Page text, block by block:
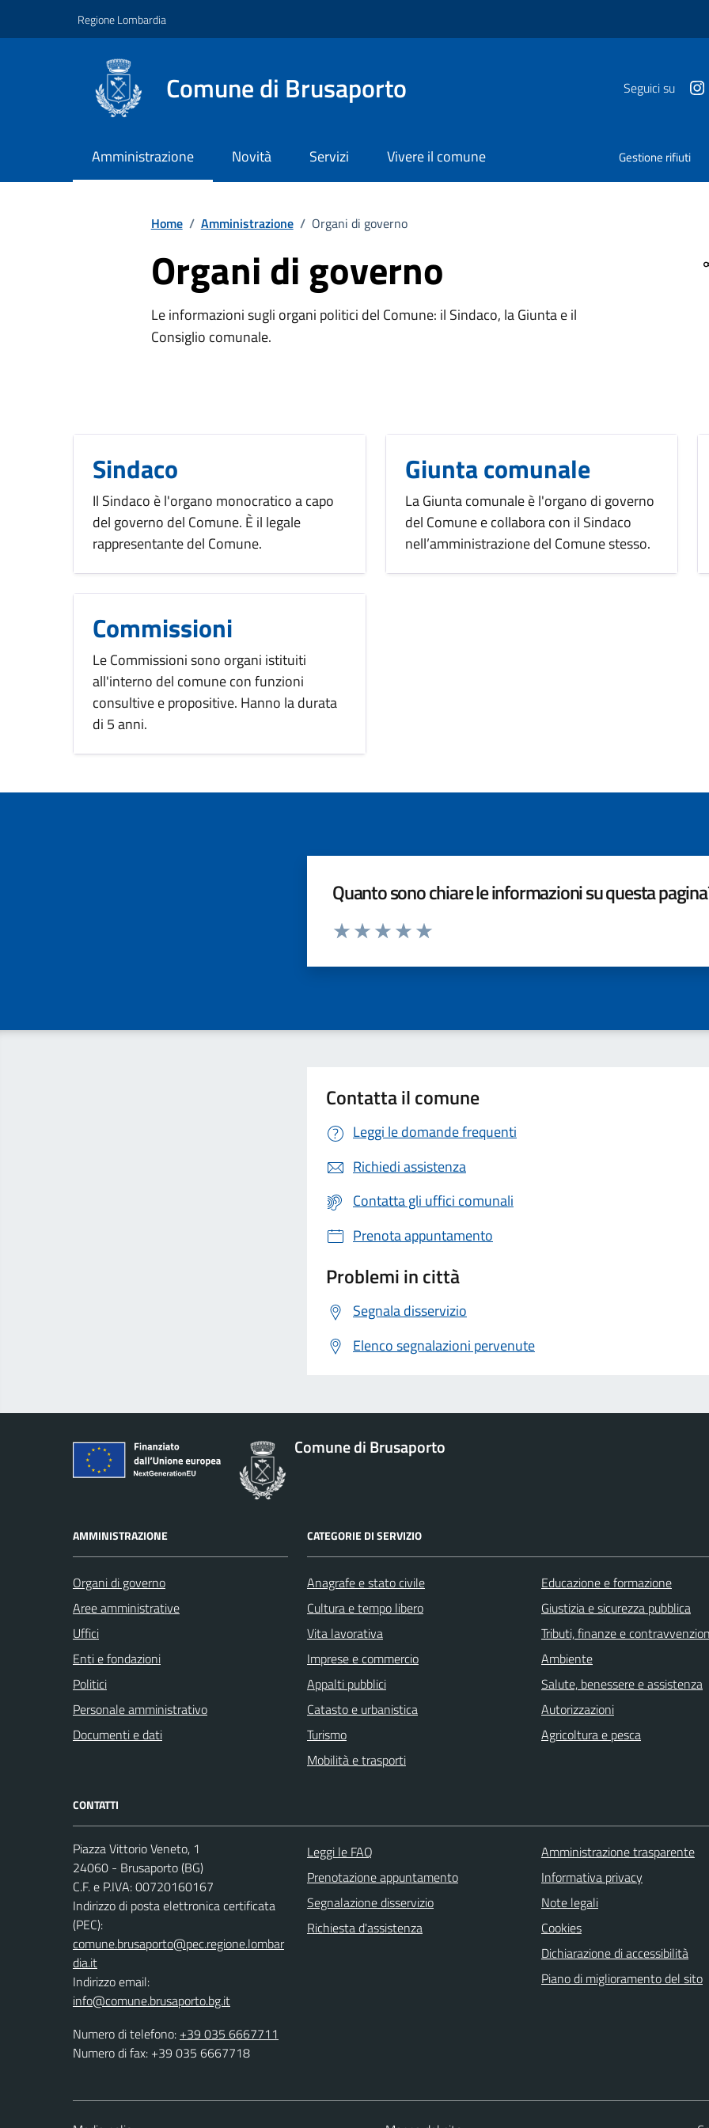
Regione Lombardia
Comune di Brusaporto Seguici su
Amministrazione Novità Servizi Vivere il comune Gestione rifiuti
Home / Amministrazione / Organi di governo
Organi di governo
Le informazioni sugli organi politici del Comune: il Sindaco, la Giunta e il
Consiglio comunale.
Sindaco
Il Sindaco è l'organo monocratico a capo
del governo del Comune. È il legale
rappresentante del Comune.
Giunta comunale
La Giunta comunale è l'organo di governo
del Comune e collabora con il Sindaco
nell’amministrazione del Comune stesso.
Commissioni
Le Commissioni sono organi istituiti
all'interno del comune con funzioni
consultive e propositive. Hanno la durata
di 5 anni.
Quanto sono chiare le informazioni su questa
Valuta da 1 a 5 stelle la pagina
Contatta il comune
Leggi le domande frequenti
Richiedi assistenza
Contatta gli uffici comunali
Prenota appuntamento
Problemi in città
Segnala disservizio
Elenco segnalazioni pervenute
Comune di Brusaporto
AMMINISTRAZIONE
Organi di governo
Aree amministrative
Uffici
Enti e fondazioni
Politici
Personale amministrativo
Documenti e dati
CATEGORIE DI SERVIZIO
Anagrafe e stato civile
Cultura e tempo libero
Vita lavorativa
Imprese e commercio
Appalti pubblici
Catasto e urbanistica
Turismo
Mobilità e trasporti
Educazione e formazione
Giustizia e sicurezza pubblica
Tributi, finanze e
Ambiente
Salute, benessere e assistenza
Autorizzazioni
Agricoltura e pesca
CONTATTI
Piazza Vittorio Veneto, 1
24060 - Brusaporto (BG)
C.F. e P.IVA: 00720160167
Indirizzo di posta elettronica certificata
(PEC):
comune.brusaporto@pec.regione.lombar
dia.it
Indirizzo email:
info@comune.brusaporto.bg.it
Numero di telefono: +39 035 6667711
Numero di fax: +39 035 6667718
Leggi le FAQ
Prenotazione appuntamento
Segnalazione disservizio
Richiesta d'assistenza
Amministrazione trasparente
Informativa privacy
Note legali
Cookies
Dichiarazione di accessibilità
Piano di miglioramento del sito